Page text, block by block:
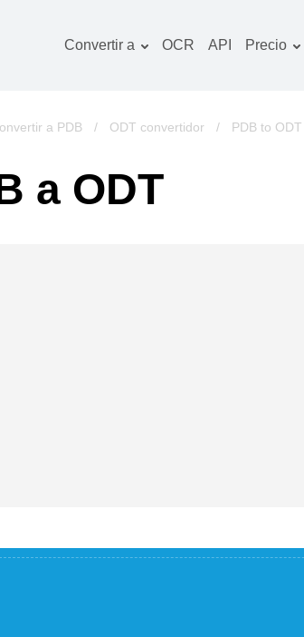
Convertir a
Imagines convertidor
Libros convertidor
OCR API Precio
a PDB / ODT convertidor / PDB to ODT
a ODT